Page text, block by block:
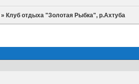
» Клуб отдыха "Золотая Рыбка", р.Ахтуба